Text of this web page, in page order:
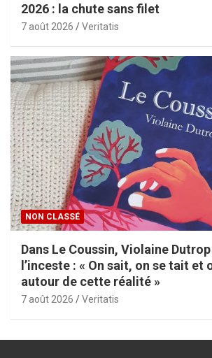
2026 : la chute sans filet
7 août 2026 Veritatis
NON CLASSÉ
Dans Le Coussin, Violaine
l’inceste : « On sait, on se tait et
autour de cette réalité »
7 août 2026 Veritatis